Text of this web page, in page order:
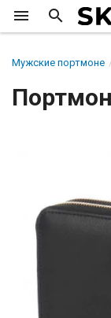
Мужские портмоне